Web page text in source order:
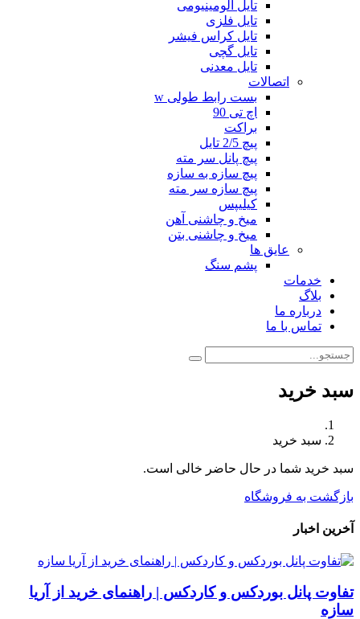
تایل آلومینیومی
تایل فلزی
تایل کراس فیشر
تایل گچی
تایل معدنی
اتصالات
بست رابط طولی w
اچ تی 90
براکت
پیچ 2/5 تایل
پیچ پانل سر مته
پیچ سازه به سازه
پیچ سازه سر مته
کیلیپس
میخ و چاشنی آهن
میخ و چاشنی بتن
عایق ها
پشم سنگ
خدمات
بلاگ
درباره ما
تماس با ما
سبد خرید
سبد خرید
سبد خرید شما در حال حاضر خالی است.
بازگشت به فروشگاه
آخرین اخبار
تفاوت پانل بوردکس و کاردکس | راهنمای خرید از آریا
سازه